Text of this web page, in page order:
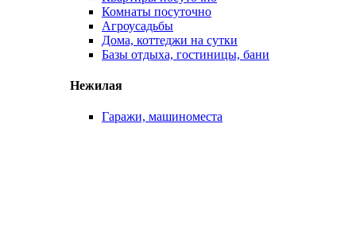
Комнаты посуточно
Агроусадьбы
Дома, коттеджи на сутки
Базы отдыха, гостиницы, бани
Нежилая
Гаражи, машиноместа